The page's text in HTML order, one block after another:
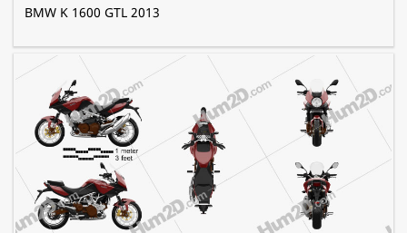
BMW K 1600 GTL 2013